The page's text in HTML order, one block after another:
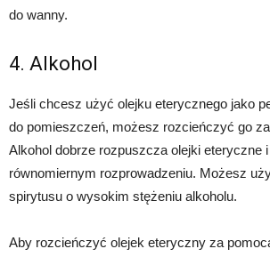
do wanny.
4. Alkohol
Jeśli chcesz użyć olejku eterycznego jako
do pomieszczeń, możesz rozcieńczyć go
Alkohol dobrze rozpuszcza olejki eteryczne
równomiernym rozprowadzeniu. Możesz
spirytusu o wysokim stężeniu alkoholu.
Aby rozcieńczyć olejek eteryczny za